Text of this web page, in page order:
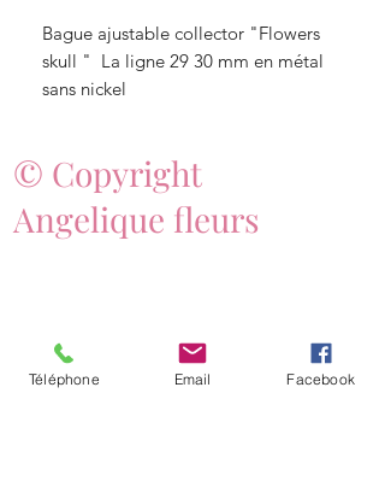
Bague ajustable collector "Flowers
skull " La ligne 29 30 mm en métal
sans nickel
© Copyright
Angelique fleurs
Téléphone Email Facebook